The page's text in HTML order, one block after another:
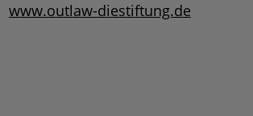
www.outlaw-diestiftung.de